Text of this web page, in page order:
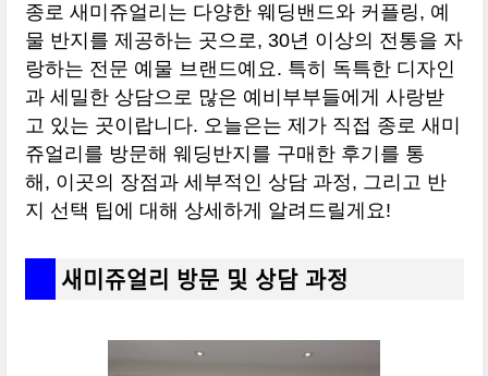
종로 새미쥬얼리는 다양한 웨딩밴드와 커플링, 예
물 반지를 제공하는 곳으로, 30년 이상의 전통을 자
랑하는 전문 예물 브랜드예요. 특히 독특한 디자인
과 세밀한 상담으로 많은 예비부부들에게 사랑받
고 있는 곳이랍니다. 오늘은는 제가 직접 종로 새미
쥬얼리를 방문해 웨딩반지를 구매한 후기를 통
해, 이곳의 장점과 세부적인 상담 과정, 그리고 반
지 선택 팁에 대해 상세하게 알려드릴게요!
새미쥬얼리 방문 및 상담 과정